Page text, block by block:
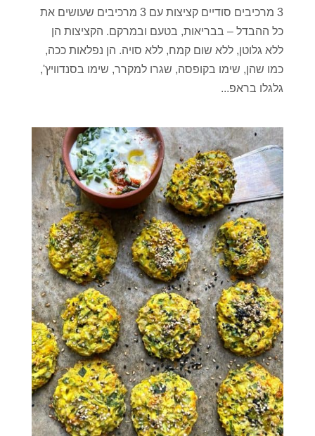
3 מרכיבים סודיים קציצות עם 3 מרכיבים שעושים את
כל ההבדל – בבריאות, בטעם ובמרקם. הקציצות הן
ללא גלוטן, ללא שום קמח, ללא סויה. הן נפלאות ככה,
כמו שהן, שימו בקופסה, שגרו למקרר, שימו בסנדוויץ',
גלגלו בראפ...